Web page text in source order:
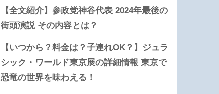
【全文紹介】参政党神谷代表 2024年最後の
街頭演説 その内容とは？
【いつから？料金は？子連れOK？】ジュラ
シック・ワールド東京展の詳細情報 東京で
恐竜の世界を味わえる！